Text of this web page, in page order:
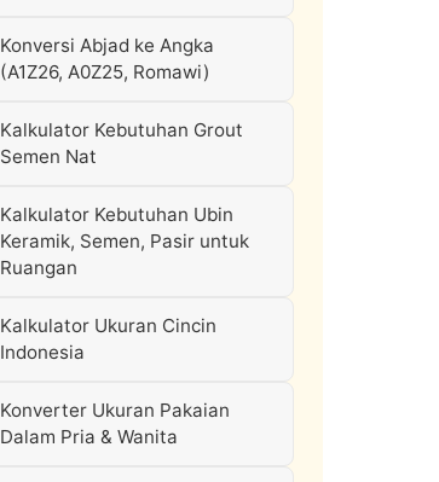
Konversi Abjad ke Angka
(A1Z26, A0Z25, Romawi)
Kalkulator Kebutuhan Grout
Semen Nat
Kalkulator Kebutuhan Ubin
Keramik, Semen, Pasir untuk
Ruangan
Kalkulator Ukuran Cincin
Indonesia
Konverter Ukuran Pakaian
Dalam Pria & Wanita